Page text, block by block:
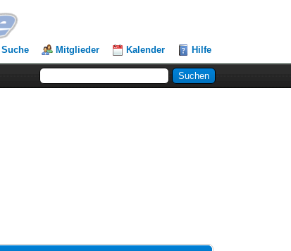
Suche Mitglieder Kalender Hilfe